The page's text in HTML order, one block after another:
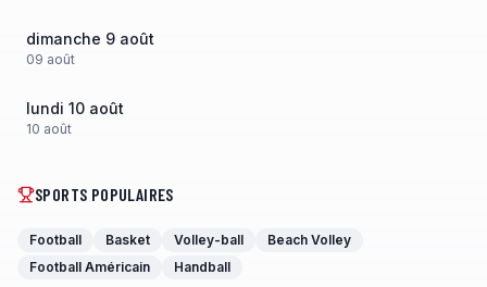
dimanche 9 août
09 août
lundi 10 août
10 août
SPORTS POPULAIRES
Football Basket Volley-ball
Beach Volley
Football Américain
Handball